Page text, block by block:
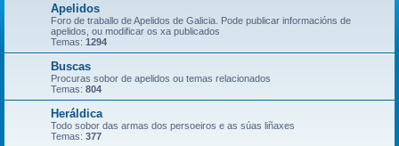
Apelidos
Foro de traballo de Apelidos de Galicia. Pode publicar informacións de
apelidos, ou modificar os xa publicados
Temas: 1294
Buscas
Procuras sobor de apelidos ou temas relacionados
Temas: 804
Heráldica
Todo sobor das armas dos persoeiros e as súas liñaxes
Temas: 377